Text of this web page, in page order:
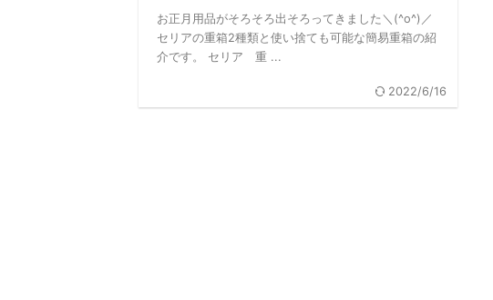
お正月用品がそろそろ出そろってきました＼(^o^)／
セリアの重箱2種類と使い捨ても可能な簡易重箱の紹
介です。 セリア 重 ...
2022/6/16